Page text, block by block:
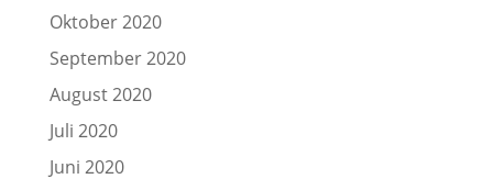
Oktober 2020
September 2020
August 2020
Juli 2020
Juni 2020